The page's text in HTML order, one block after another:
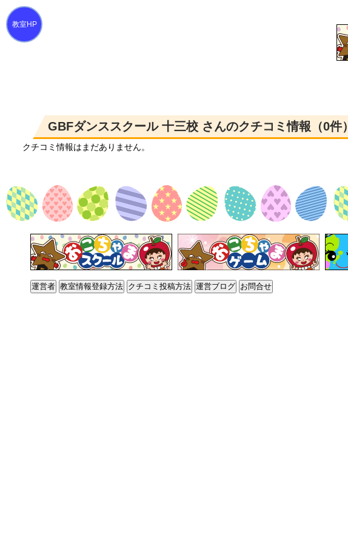
GBFダンススクール 十三校 さんのクチコミ情報（0件）
クチコミ情報はまだありません。